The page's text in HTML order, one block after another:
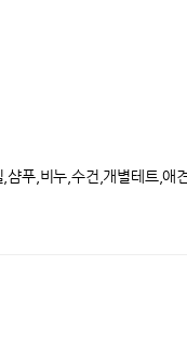
푸,비누,수건,개별테트,애